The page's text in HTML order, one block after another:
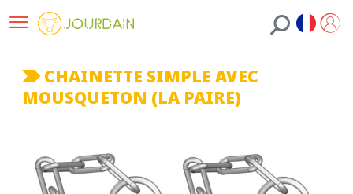
CHAINETTE SIMPLE AVEC
MOUSQUETON (LA PAIRE)